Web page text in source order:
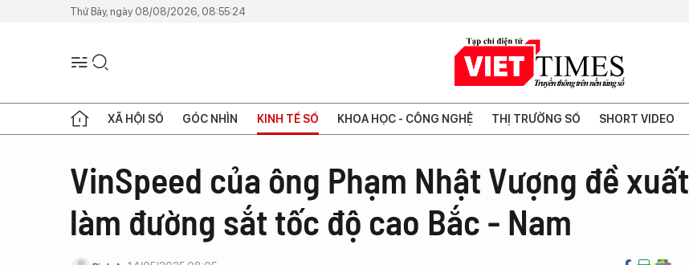
Thứ Bảy, ngày 08/08/2026, 08:55:24
XÃ HỘI SỐ GÓC NHÌN KINH TẾ SỐ KHOA HỌC - CÔNG NGHỆ THỊ TRƯỜNG SỐ SHORT VIDEO
VinSpeed của ông Phạm Nhật Vượng đề xuất
làm đường sắt tốc độ cao Bắc - Nam